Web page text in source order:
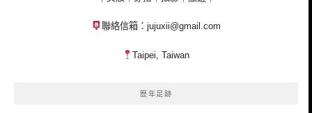
聯絡信箱： jujuxii@gmail.com
Taipei, Taiwan
歷年足跡